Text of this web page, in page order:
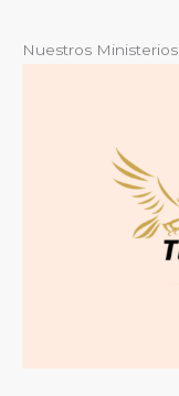
Nuestros Ministerios